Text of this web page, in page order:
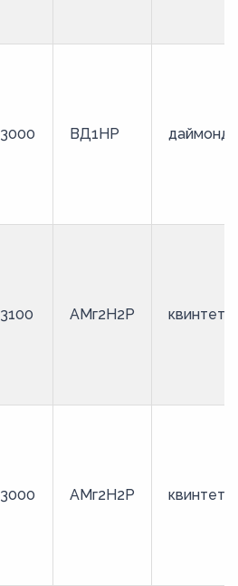
3000 ВД1НР даймонд
3100 АМг2Н2Р квинтет
3000 АМг2Н2Р квинтет